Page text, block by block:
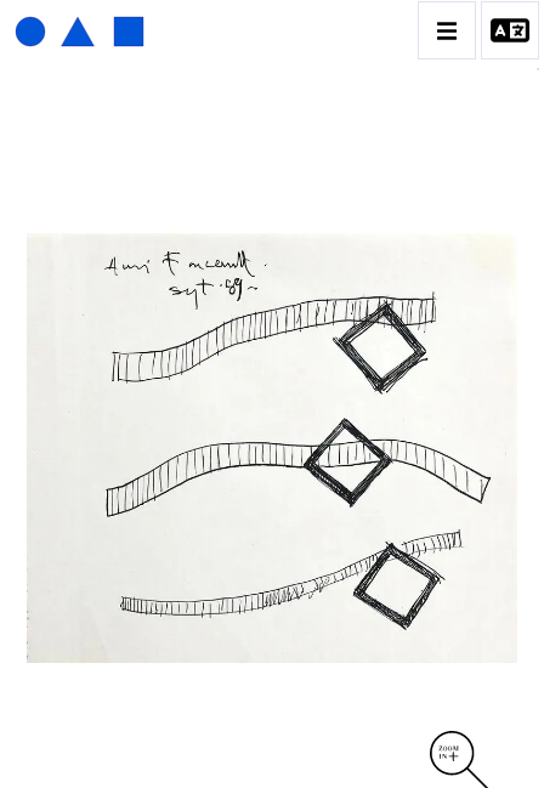
BIOGRAPHIE
CATALOGUE DES OEUVRES
03_COLLAGES
04_DESSINS
05_MONOTYPE
CONTACT